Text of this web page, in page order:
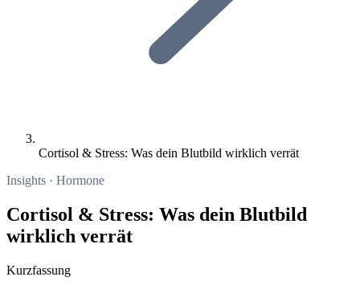
Cortisol & Stress: Was dein Blutbild wirklich verrät
Insights · Hormone
Cortisol & Stress: Was dein Blutbild
wirklich verrät
Kurzfassung